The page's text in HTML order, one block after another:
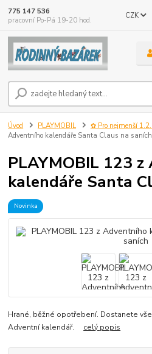
CZK
775 147 536
pracovní Po-Pá 19-20 hod.
Úvod PLAYMOBIL ✿ Pro nejmenší
Adventního kalendáře Santa Claus na saních
PLAYMOBIL 123
kalendáře Santa
Novinka
Hrané, běžné opotřebení. Dostanete
Adventní kalendář. celý popis